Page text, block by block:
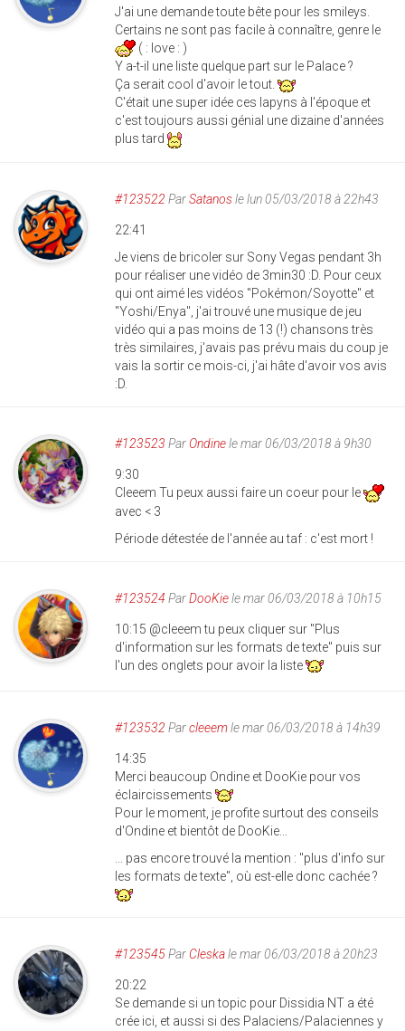
J'ai une demande toute bête pour les smileys.
Certains ne sont pas facile à connaître, genre le
( : love : )
Y a-t-il une liste quelque part sur le Palace ?
Ça serait cool d'avoir le tout.
C'était une super idée ces lapyns à l'époque et
c'est toujours aussi génial une dizaine d'années
plus tard
#123522 ParSatanosle lun 05/03/2018 à 22h43
22:41
Je viens de bricoler sur Sony Vegas pendant 3h
pour réaliser une vidéo de 3min30 :D. Pour ceux
qui ont aimé les vidéos "Pokémon/Soyotte" et
"Yoshi/Enya", j'ai trouvé une musique de jeu
vidéo qui a pas moins de 13 (!) chansons très
très similaires, j'avais pas prévu mais du coup je
vais la sortir ce mois-ci, j'ai hâte d'avoir vos avis
:D.
#123523 ParOndinele mar 06/03/2018 à 9h30
9:30
Cleeem Tu peux aussi faire un coeur pour le
avec < 3
Période détestée de l'année au taf : c'est mort !
#123524 ParDooKiele mar 06/03/2018 à 10h15
10:15 @cleeem tu peux cliquer sur "Plus
d'information sur les formats de texte" puis sur
l'un des onglets pour avoir la liste
#123532 Parcleeemle mar 06/03/2018 à 14h39
14:35
Merci beaucoup Ondine et DooKie pour vos
éclaircissements
Pour le moment, je profite surtout des conseils
d'Ondine et bientôt de DooKie...
... pas encore trouvé la mention : "plus d'info sur
les formats de texte", où est-elle donc cachée ?
#123545Par Cleskale mar 06/03/2018 à 20h23
20:22
Se demande si un topic pour Dissidia NT a été
crée ici, et aussi si des Palaciens/Palaciennes y